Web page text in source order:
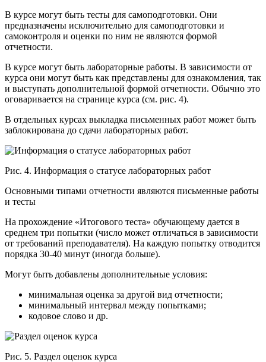
В курсе могут быть тесты для самоподготовки. Они
предназначены исключительно для самоподготовки и
самоконтроля и оценки по ним не являются формой
отчетности.
В курсе могут быть лабораторные работы. В зависимости от
курса они могут быть как представлены для ознакомления, так
и выступать дополнительной формой отчетности. Обычно это
оговаривается на странице курса (см. рис. 4).
В отдельных курсах выкладка письменных работ может быть
заблокирована до сдачи лабораторных работ.
Рис. 4. Информация о статусе лабораторных работ
Основными типами отчетности являются письменные работы
и тесты
На прохождение «Итогового теста» обучающему дается в
среднем три попытки (число может отличаться в зависимости
от требований преподавателя). На каждую попытку отводится
порядка 30-40 минут (иногда больше).
Могут быть добавлены дополнительные условия:
минимальная оценка за другой вид отчетности;
минимальный интервал между попытками;
кодовое слово и др.
Рис. 5. Раздел оценок курса